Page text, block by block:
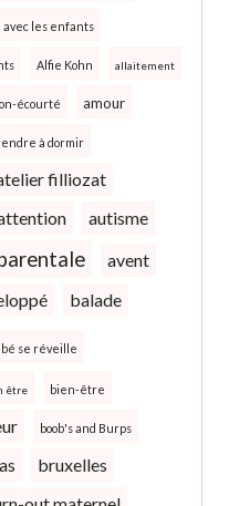
avec les enfants
Alfie Kohn allaitement
écourté amour
à dormir
filliozat
autisme
avent
balade
se réveille
être bien-être
boob's and Burps
bruxelles